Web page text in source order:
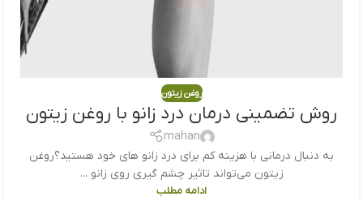
روغن زیتون
روش تضمینی درمان درد زانو با روغن زیتون
mahan
به دنبال درمانی با هزینه کم برای درد زانو های خود هستید؟روغن
زیتون می‌تواند تاثیر چشم گیری روی زانو ...
ادامه مطلب